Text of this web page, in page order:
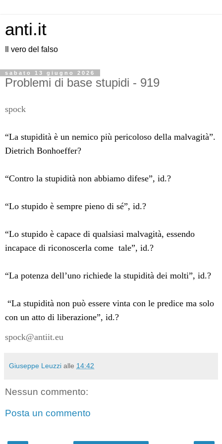
anti.it
Il vero del falso
sabato 13 giugno 2026
Problemi di base stupidi - 919
spock
“La stupidità è un nemico più pericoloso della malvagità”.
Dietrich Bonhoeffer?
“Contro la stupidità non abbiamo difese”, id.?
“Lo stupido è sempre pieno di sé”, id.?
“Lo stupido è capace di qualsiasi malvagità, essendo
incapace di riconoscerla come tale”, id.?
“La potenza dell’uno richiede la stupidità dei molti”, id.?
“La stupidità non può essere vinta con le predice ma solo
con un atto di liberazione”, id.?
spock@antiit.eu
Giuseppe Leuzzi alle 14:42
Nessun commento:
Posta un commento